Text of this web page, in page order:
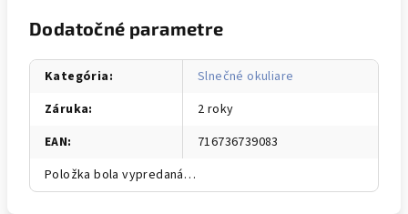
Dodatočné parametre
Kategória:
Slnečné okuliare
Záruka:
2 roky
EAN:
716736739083
Položka bola vypredaná…